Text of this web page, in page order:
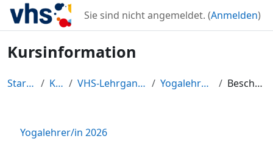
Zum Hauptinhalt
Sie sind nicht angemeldet. (Anmelden)
Kursinformation
Startseite Kurse VHS-Lehrgangszentrum Yogalehrer/in 2026 Beschreibung
Yogalehrer/in 2026